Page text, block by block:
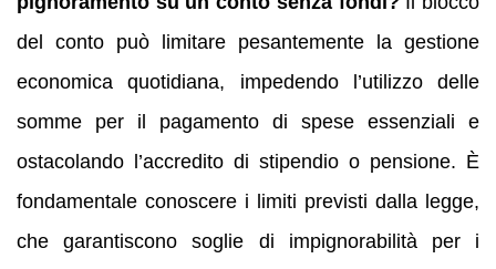
del conto può limitare pesantemente la gestione
economica quotidiana, impedendo l’utilizzo delle
somme per il pagamento di spese essenziali e
ostacolando l’accredito di stipendio o pensione. È
fondamentale conoscere i limiti previsti dalla legge,
che garantiscono soglie di impignorabilità per i